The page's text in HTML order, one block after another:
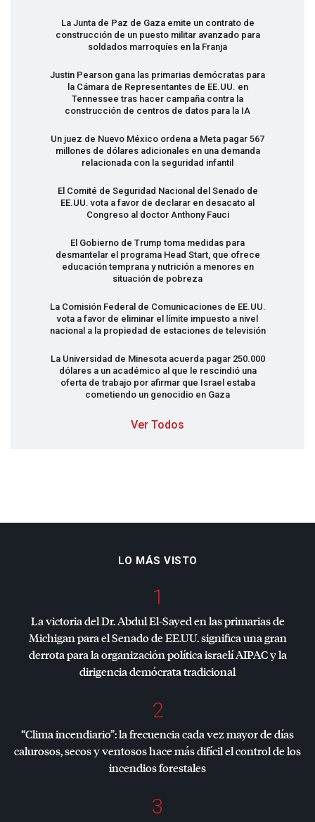
La Junta de Paz de Gaza emite un contrato de
construcción de un puesto militar avanzado para
soldados marroquíes en la Franja
Justin Pearson gana las primarias demócratas para
la Cámara de Representantes de EE.UU. en
Tennessee tras hacer campaña contra la
construcción de centros de datos para la IA
Un juez de Nuevo México ordena a Meta pagar 567
millones de dólares adicionales en una demanda
relacionada con la seguridad infantil
El Comité de Seguridad Nacional del Senado de
EE.UU. vota a favor de declarar en desacato al
Congreso al doctor Anthony Fauci
El Gobierno de Trump toma medidas para
desmantelar el programa Head Start, que ofrece
educación temprana y nutrición a menores en
situación de pobreza
La Comisión Federal de Comunicaciones de EE.UU.
vota a favor de eliminar el límite impuesto a nivel
nacional a la propiedad de estaciones de televisión
La Universidad de Minesota acuerda pagar 250.000
dólares a un académico al que le rescindió una
oferta de trabajo por afirmar que Israel estaba
cometiendo un genocidio en Gaza
Ver Todos
LO MÁS VISTO
1
La victoria del Dr. Abdul El-Sayed en las primarias de
Michigan para el Senado de EE.UU. significa una gran
derrota para la organización política israelíAIPACy la
dirigencia demócrata tradicional
2
“Clima incendiario”: la frecuencia cada vez mayor de días
calurosos, secos y ventosos hace más difícil el control de los
incendios forestales
3